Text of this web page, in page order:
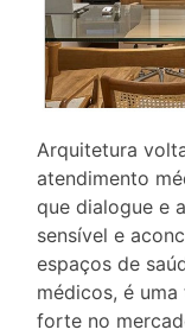
Arquitetura
atendimento
que dialogue e
sensível e
espaços de
médicos, é
forte no